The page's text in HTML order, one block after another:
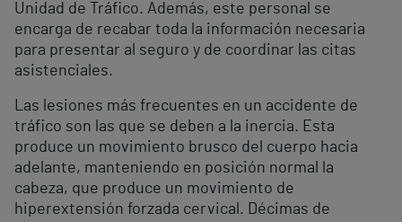
Unidad de Tráfico. Además, este personal se
encarga de recabar toda la información necesaria
para presentar al seguro y de coordinar las citas
asistenciales.
Las lesiones más frecuentes en un accidente de
tráfico son las que se deben a la inercia. Esta
produce un movimiento brusco del cuerpo hacia
adelante, manteniendo en posición normal la
cabeza, que produce un movimiento de
hiperextensión forzada cervical. Décimas de